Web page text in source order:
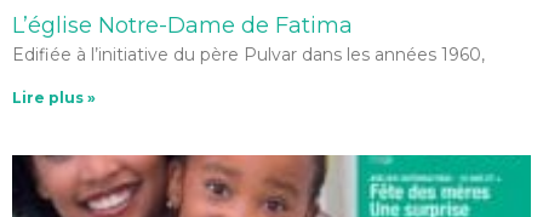
L’église Notre-Dame de Fatima
Edifiée à l’initiative du père Pulvar dans les années 1960,
Lire plus »